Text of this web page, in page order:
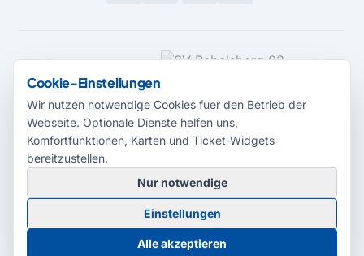
MEDIENPARTNER
© 2026 Radio Potsdam. Webseite entwickelt durch dieMedienagentur
Babelsberg
BarrierefreiheitserklärungAGBDatenschutzImpressum
Cookie-Einstellungen
Wir nutzen notwendige Cookies fuer den Betrieb der
Webseite. Optionale Dienste helfen uns,
Komfortfunktionen, Karten und Ticket-Widgets
bereitzustellen.
Nur notwendige
Einstellungen
Alle akzeptieren